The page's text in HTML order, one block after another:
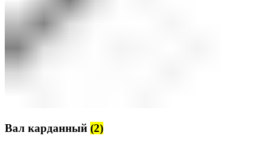
Вал карданный (2)